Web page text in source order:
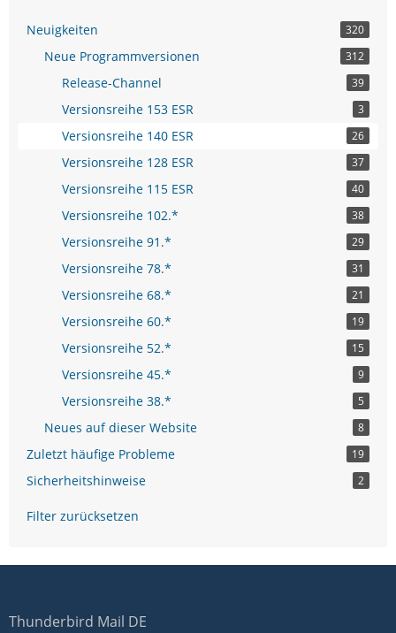
Neuigkeiten 320
Neue Programmversionen 312
Release-Channel 39
Versionsreihe 153 ESR 3
Versionsreihe 140 ESR 26
Versionsreihe 128 ESR 37
Versionsreihe 115 ESR 40
Versionsreihe 102.* 38
Versionsreihe 91.* 29
Versionsreihe 78.* 31
Versionsreihe 68.* 21
Versionsreihe 60.* 19
Versionsreihe 52.* 15
Versionsreihe 45.* 9
Versionsreihe 38.* 5
Neues auf dieser Website 8
Zuletzt häufige Probleme 19
Sicherheitshinweise 2
Filter zurücksetzen
Thunderbird Mail DE